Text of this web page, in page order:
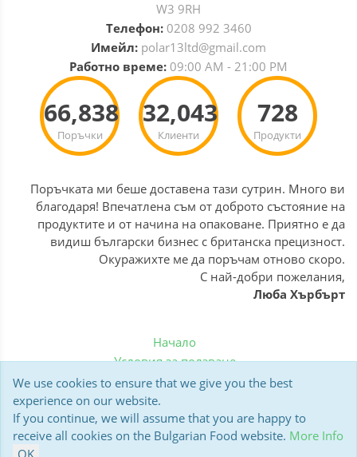
W3 9RH
Телефон: 0208 992 3460
Имейл: polar13ltd@gmail.com
Работно време: 09:00 AM - 21:00 PM
Поръчки
66,838
Клиенти
32,043
Продукти
728
Поръчката ми беше доставена тази сутрин. Много ви
благодаря! Впечатлена съм от доброто състояние на
продуктите и от начина на опаковане. Приятно е да
видиш български бизнес с британска прецизност.
Окуражихте ме да поръчам отново скоро.
С най-добри пожелания,
Люба Хърбърт
Начало
Условия за ползване
Политика за бисквитки
Доставка
Мнения на клиенти
Polar13 BulgarianFood.co.uk © 2006-2026
We use cookies to ensure that we give you the best
experience on our website.
If you continue, we will assume that you are happy to
receive all cookies on the Bulgarian Food website. More Info
OK